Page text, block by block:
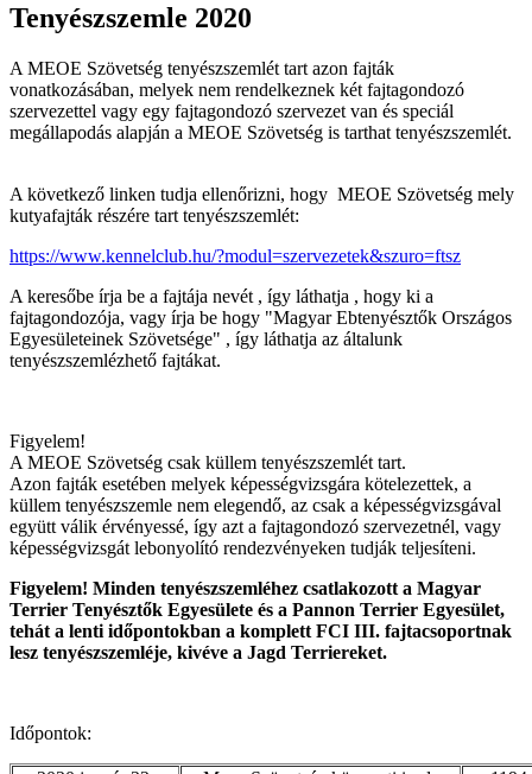
Tenyészszemle 2020
A MEOE Szövetség tenyészszemlét tart azon fajták
vonatkozásában, melyek nem rendelkeznek két fajtagondozó
szervezettel vagy egy fajtagondozó szervezet van és speciál
megállapodás alapján a MEOE Szövetség is tarthat tenyészszemlét.
A következő linken tudja ellenőrizni, hogy MEOE Szövetség mely
kutyafajták részére tart tenyészszemlét:
https://www.kennelclub.hu/?modul=szervezetek&szuro=ftsz
A keresőbe írja be a fajtája nevét , így láthatja , hogy ki a
fajtagondozója, vagy írja be hogy "Magyar Ebtenyésztők Országos
Egyesületeinek Szövetsége" , így láthatja az általunk
tenyészszemlézhető fajtákat.
Figyelem!
A MEOE Szövetség csak küllem tenyészszemlét tart.
Azon fajták esetében melyek képességvizsgára kötelezettek, a
küllem tenyészszemle nem elegendő, az csak a képességvizsgával
együtt válik érvényessé, így azt a fajtagondozó szervezetnél, vagy
képességvizsgát lebonyolító rendezvényeken tudják teljesíteni.
Figyelem! Minden tenyészszemléhez csatlakozott a Magyar
Terrier Tenyésztők Egyesülete és a Pannon Terrier Egyesület,
tehát a lenti időpontokban a komplett FCI III. fajtacsoportnak
lesz tenyészszemléje, kivéve a Jagd Terriereket.
Időpontok: